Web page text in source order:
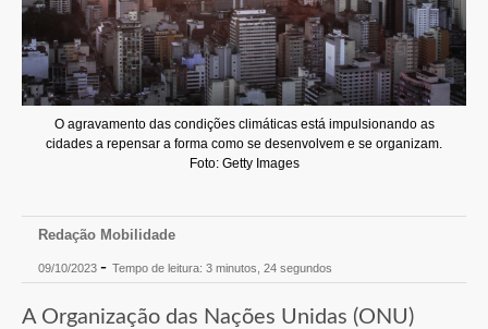
O agravamento das condições climáticas está impulsionando as
cidades a repensar a forma como se desenvolvem e se organizam.
Foto: Getty Images
Redação Mobilidade
09/10/2023 - Tempo de leitura: 3 minutos, 24 segundos
A Organização das Nações Unidas (ONU)